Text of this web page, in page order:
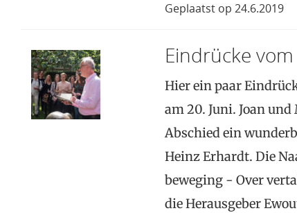
Geplaatst op 24.6.2019
Eindrücke
Hier ein paar
am 20. Juni. Joan
Abschied ein
Heinz Erhardt. Die
beweging ‒ Over
die Herausgeber